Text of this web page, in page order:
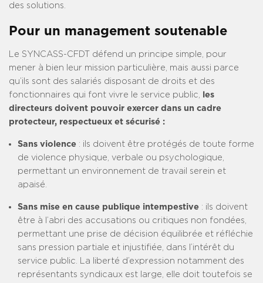
des solutions.
Pour un management soutenable
Le SYNCASS-CFDT défend un principe simple, pour
mener à bien leur mission particulière, mais aussi parce
qu’ils sont des salariés disposant de droits et des
fonctionnaires qui font vivre le service public, les
directeurs doivent pouvoir exercer dans un cadre
protecteur, respectueux et sécurisé :
Sans violence : ils doivent être protégés de toute forme
de violence physique, verbale ou psychologique,
permettant un environnement de travail serein et
apaisé.
Sans mise en cause publique intempestive : ils doivent
être à l’abri des accusations ou critiques non fondées,
permettant une prise de décision équilibrée et réfléchie
sans pression partiale et injustifiée, dans l’intérêt du
service public. La liberté d’expression notamment des
représentants syndicaux est large, elle doit toutefois se